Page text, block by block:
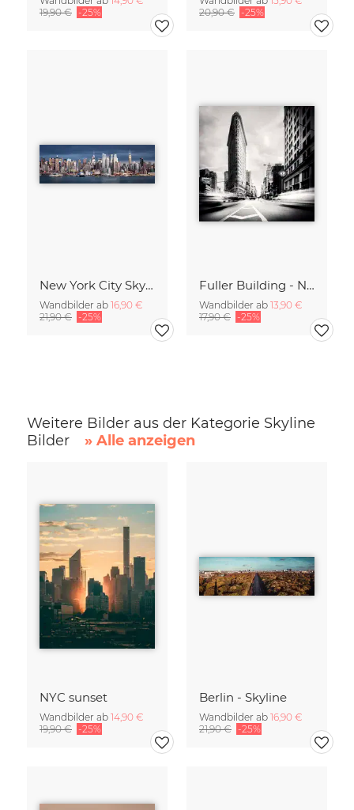
19,90 € -25%
20,90 € -25%
New York City Skyline
Wandbilder ab 16,90 €
21,90 € -25%
Fuller Building - NYC
Wandbilder ab 13,90 €
17,90 € -25%
Weitere Bilder aus der Kategorie Skyline
Bilder
» Alle anzeigen
NYC sunset
Wandbilder ab 14,90 €
19,90 € -25%
Berlin - Skyline
Wandbilder ab 16,90 €
21,90 € -25%